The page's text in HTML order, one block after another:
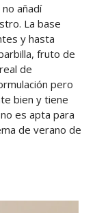
añadí
La base
y hasta
fruto de
de
pero
bien y tiene
es apta para
de verano de